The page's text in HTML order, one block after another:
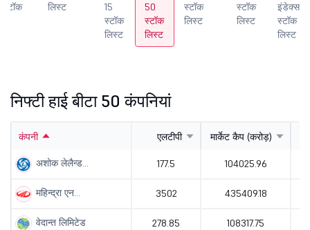
लिस्ट
15
स्टॉक
लिस्ट
50
स्टॉक
लिस्ट
स्टॉक
लिस्ट
स्टॉक
लिस्ट
इंडेक्स
स्टॉक
लिस्ट
निफ्टी हाई बीटा 50 कंपनियां
कंपनी एलटीपी मार्केट कैप (करोड़)
अशोक लेलैन्ड... 177.5 104025.96
महिन्द्रा एन... 3502 435409.18
वेदान्त लिमिटेड 278.85 108317.75